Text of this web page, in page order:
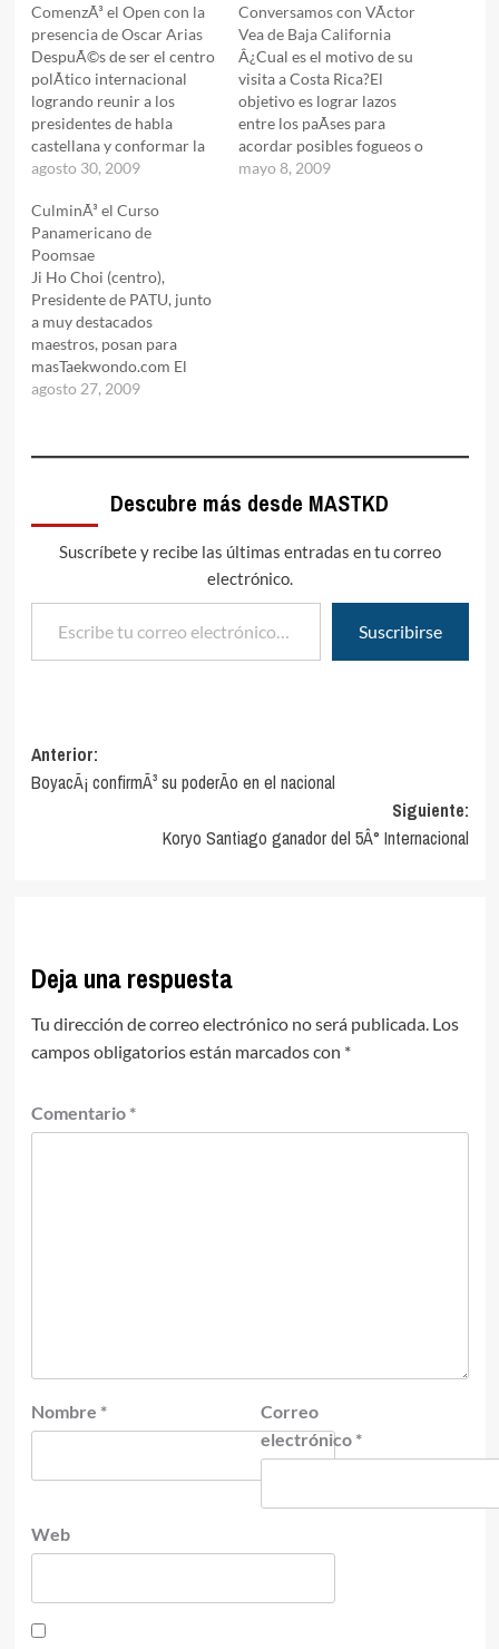
ComenzÃ³ el Open con la
presencia de Oscar Arias
DespuÃ©s de ser el centro
polÃ­tico internacional
logrando reunir a los
presidentes de habla
castellana y conformar la
nueva directiva de
centroamericano dio
inicio a la etapa de
combates en el Open de
Costa Rica 2009, con una
impresionante asistencia
de mÃ¡s de 1000 atletas de
todo…
agosto 30, 2009
Conversamos con VÃ­ctor
Vea de Baja California
Â¿Cual es el motivo de su
visita a Costa Rica?El
objetivo es lograr lazos
entre los paÃ­ses para
acordar posibles fogueos o
entrenamientos que
mayo 8, 2009
CulminÃ³ el Curso
Panamericano de
Poomsae
Ji Ho Choi (centro),
Presidente de PATU, junto
a muy destacados
maestros, posan para
masTaekwondo.com El
repaso, correcciÃ³n de los
tambiÃ©n fue discutida
WTF y se mostrÃ³ una
interpretaciÃ³n del
reglamento, el cual fue
explicado en sus
agosto 27, 2009
Descubre más desde MASTKD
Suscríbete y recibe las últimas entradas en tu correo
electrónico.
Escribe tu correo electrónico…
Suscribirse
Navegación
de
Anterior:
BoyacÃ¡ confirmÃ³ su poderÃ­o en el nacional
Siguiente:
Koryo Santiago ganador del 5Â° Internacional
Deja una respuesta
Tu dirección de correo electrónico no será publicada. Los
campos obligatorios están marcados con *
Comentario *
Nombre *
Correo
electrónico *
Web